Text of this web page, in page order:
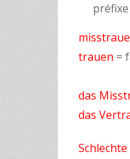
préfixe
trauen =
das
das